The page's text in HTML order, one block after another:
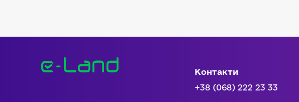
Контакти
+38 (068) 222 23 33